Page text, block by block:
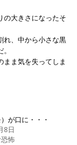
の大きさになったそ
れ、中から小さな黒
まま気を失ってしま
が口に・・・
8日
怖